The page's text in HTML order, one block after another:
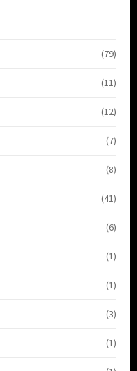
(79)
(11)
(12)
(7)
(8)
(41)
(6)
(1)
(1)
(3)
(1)